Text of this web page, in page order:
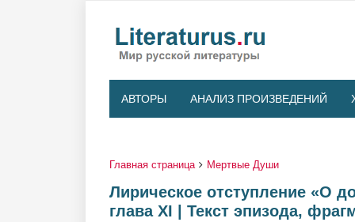
АВТОРЫ АНАЛИЗ ПРОИЗВЕДЕНИЙ
Главная страница Мертвые Души
Лирическое отступление «О
глава XI | Текст эпизода,